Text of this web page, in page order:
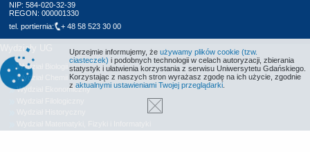
NIP: 584-020-32-39
REGON: 000001330
tel. portiernia:
+ 48 58 523 30 00
Wydziały UG
Wydział Biologii
Wydział Chemii
Wydział Ekonomiczny
Uprzejmie informujemy, że używamy plików cookie (tzw.
ciasteczek) i podobnych technologii w celach autoryzacji, zbierania
statystyk i ułatwienia korzystania z serwisu Uniwersytetu Gdańskiego.
Korzystając z naszych stron wyrażasz zgodę na ich użycie, zgodnie
z aktualnymi ustawieniami Twojej przeglądarki